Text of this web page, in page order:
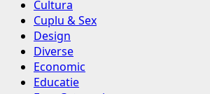
Cultura
Cuplu & Sex
Design
Diverse
Economic
Educatie